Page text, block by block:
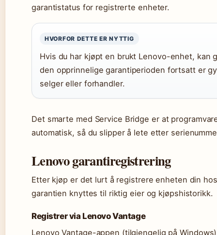
garantistatus for registrerte enheter.
HVORFOR DETTE ER NYTTIG
Hvis du har kjøpt en brukt Lenovo-enhet, kan
den opprinnelige garantiperioden fortsatt er
selger eller forhandler.
Det smarte med Service Bridge er at
automatisk, så du slipper å lete etter
Lenovo garantiregistrering
Etter kjøp er det lurt å registrere enheten din
garantien knyttes til riktig eier og kjøpshistorikk.
Registrer via Lenovo Vantage
Lenovo Vantage-appen (tilgjengelig på